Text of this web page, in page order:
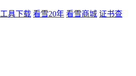
工具下载 看雪20年 看雪商城 证书查